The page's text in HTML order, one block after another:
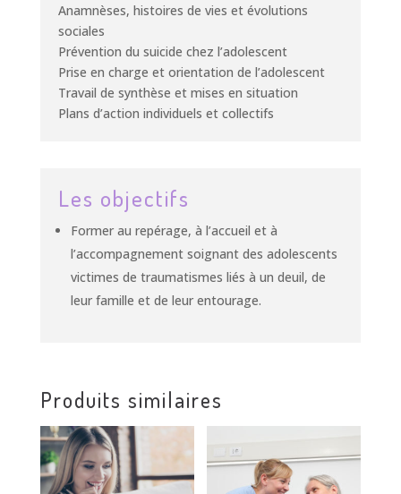
Anamnèses, histoires de vies et évolutions
sociales
Prévention du suicide chez l’adolescent
Prise en charge et orientation de l’adolescent
Travail de synthèse et mises en situation
Plans d’action individuels et collectifs
Les objectifs
Former au repérage, à l’accueil et à
l’accompagnement soignant des adolescents
victimes de traumatismes liés à un deuil, de
leur famille et de leur entourage.
Produits similaires